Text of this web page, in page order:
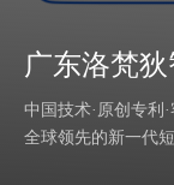
广东洛梵
中国技术·原创专利
全球领先的新一代